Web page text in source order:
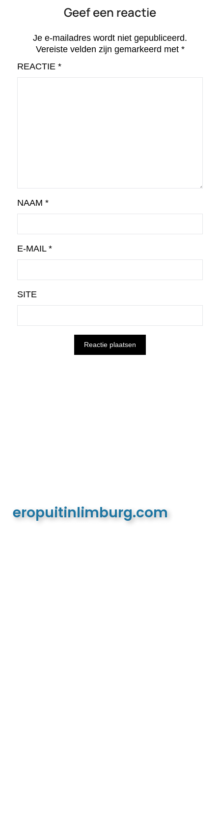
Geef een reactie
Je e-mailadres wordt niet gepubliceerd.
Vereiste velden zijn gemarkeerd met *
REACTIE *
NAAM *
E-MAIL *
SITE
eropuitinlimburg.com